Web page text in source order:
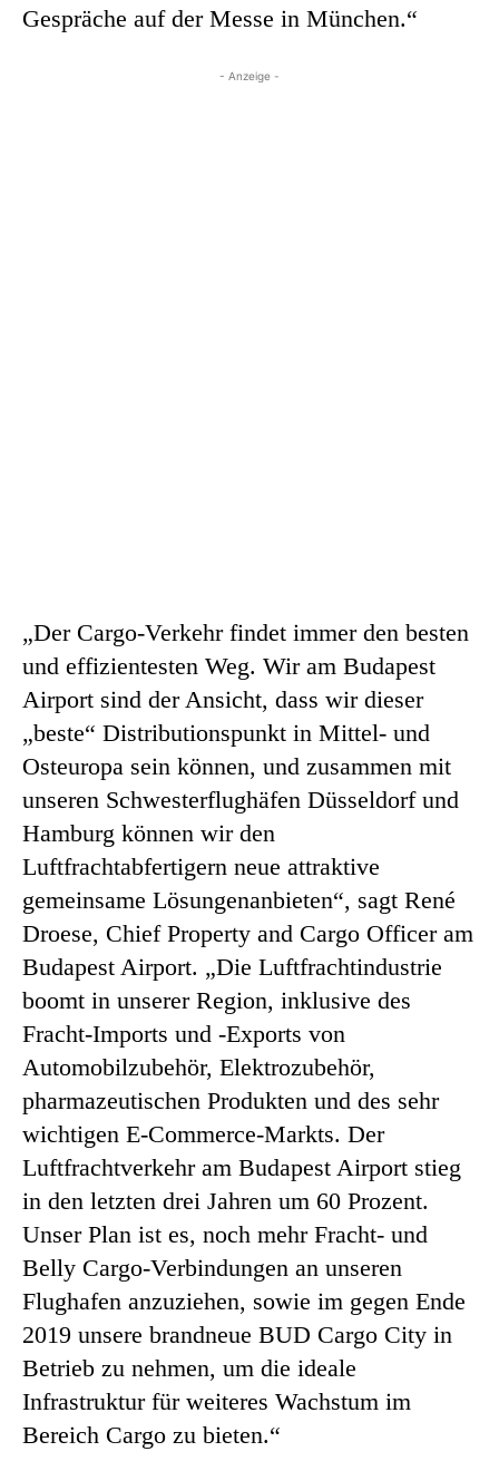
Gespräche auf der Messe in München.“
- Anzeige -
„Der Cargo-Verkehr findet immer den besten
und effizientesten Weg. Wir am Budapest
Airport sind der Ansicht, dass wir dieser
„beste“ Distributionspunkt in Mittel- und
Osteuropa sein können, und zusammen mit
unseren Schwesterflughäfen Düsseldorf und
Hamburg können wir den
Luftfrachtabfertigern neue attraktive
gemeinsame Lösungenanbieten“, sagt René
Droese, Chief Property and Cargo Officer am
Budapest Airport. „Die Luftfrachtindustrie
boomt in unserer Region, inklusive des
Fracht-Imports und -Exports von
Automobilzubehör, Elektrozubehör,
pharmazeutischen Produkten und des sehr
wichtigen E-Commerce-Markts. Der
Luftfrachtverkehr am Budapest Airport stieg
in den letzten drei Jahren um 60 Prozent.
Unser Plan ist es, noch mehr Fracht- und
Belly Cargo-Verbindungen an unseren
Flughafen anzuziehen, sowie im gegen Ende
2019 unsere brandneue BUD Cargo City in
Betrieb zu nehmen, um die ideale
Infrastruktur für weiteres Wachstum im
Bereich Cargo zu bieten.“